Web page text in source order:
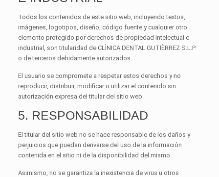
Todos los contenidos de este sitio web, incluyendo textos,
imágenes, logotipos, diseño, código fuente y cualquier otro
elemento protegido por derechos de propiedad intelectual e
industrial, son titularidad de CLÌNICA DENTAL GUTIÈRREZ S.L.P
o de terceros debidamente autorizados.
El usuario se compromete a respetar estos derechos y no
reproducir, distribuir, modificar o utilizar el contenido sin
autorización expresa del titular del sitio web.
5. RESPONSABILIDAD
El titular del sitio web no se hace responsable de los daños y
perjuicios que puedan derivarse del uso de la información
contenida en el sitio ni de la disponibilidad del mismo.
Asimismo, no se garantiza la inexistencia de virus u otros